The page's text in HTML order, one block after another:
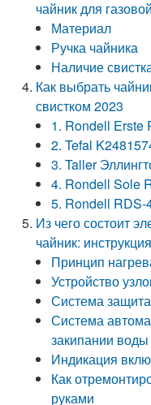
чайник для
Материал
Ручка чайника
Наличие
Как выбрать
свистком 2023
1. Rondell Erste
2. Tefal
3. Taller
4. Rondell Sole
5. Rondell RDS-
Из чего состоит
чайник:
Принцип
Устройство
Система
Система
закипании воды
Индикация
Как
руками